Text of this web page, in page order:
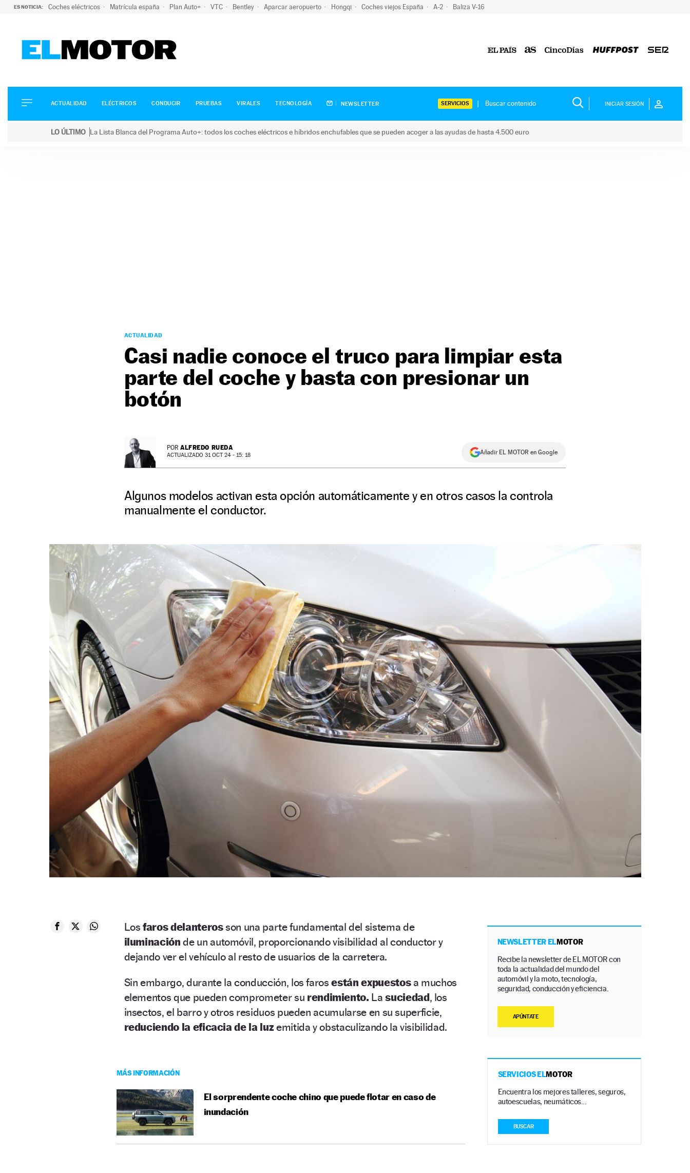
ES NOTICIA: Coches eléctricos Matrícula españa Plan Auto+ VTC Bentley Aparcar aeropuerto Hongqi Coches viejos España A-2 Baliza V-16
ELÉCTRICOS
CONDUCIR
ACTUALIDAD ELÉCTRICOS CONDUCIR PRUEBAS VIRALES TECNOLOGÍA NEWSLETTER SERVICIOS INICIAR SESIÓN
LO ÚLTIMO La Lista Blanca del Programa Auto+: todos los coches eléctricos e híbridos enchufables que se pueden acoger a las ayudas de hasta 4.500 euro
ACTUALIDAD
Casi nadie conoce el truco para limpiar esta
parte del coche y basta con presionar un
botón
POR ALFREDO RUEDA
ACTUALIZADO 31 OCT 24 - 15: 18 Añadir EL MOTOR en Google
Algunos modelos activan esta opción automáticamente y en otros casos la controla
manualmente el conductor.
Losfaros delanterosson una parte fundamental del sistema de
iluminación de un automóvil, proporcionando visibilidad al conductor y
dejando ver el vehículo al resto de usuarios de la carretera.
Sin embargo, durante la conducción, los farosestán expuestosa muchos
elementos que pueden comprometer su rendimiento. Lasuciedad, los
insectos, el barro y otros residuos pueden acumularse en su superficie,
reduciendo la eficacia de la luz emitida y obstaculizando la visibilidad.
MÁS INFORMACIÓN
El sorprendente coche chino que puede flotar en caso de
inundación
NEWSLETTER ELMOTOR
Recibe la newsletter de EL MOTOR con
toda la actualidad del mundo del
automóvil y la moto, tecnología,
seguridad, conducción y eficiencia.
APÚNTATE
SERVICIOS ELMOTOR
Encuentra los mejores talleres, seguros,
autoescuelas, neumáticos…
BUSCAR